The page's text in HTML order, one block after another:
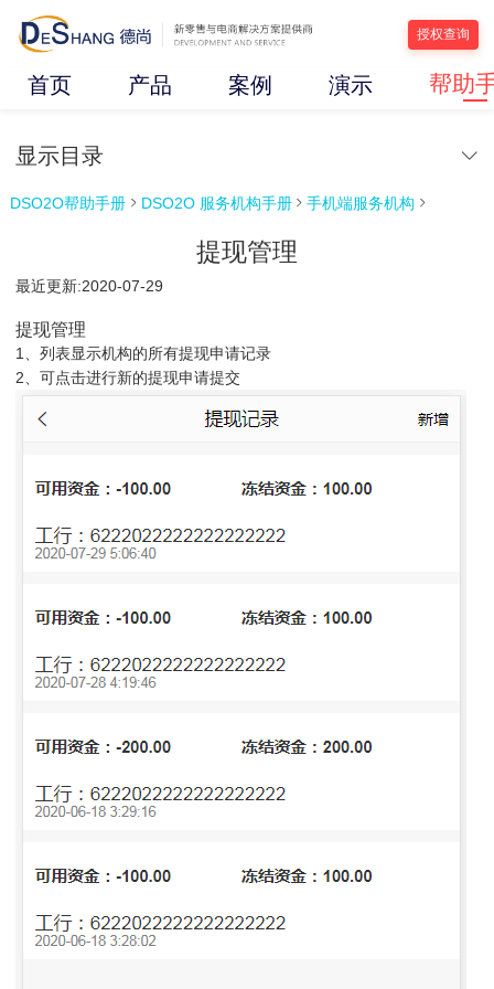
授权查询
首页 产品 案例 演示 帮助
显示目录
DSO2O帮助手册  DSO2O 服务机构手册  手机端服务机构 
提现管理
最近更新:2020-07-29
提现管理
1、列表显示机构的所有提现申请记录
2、可点击进行新的提现申请提交